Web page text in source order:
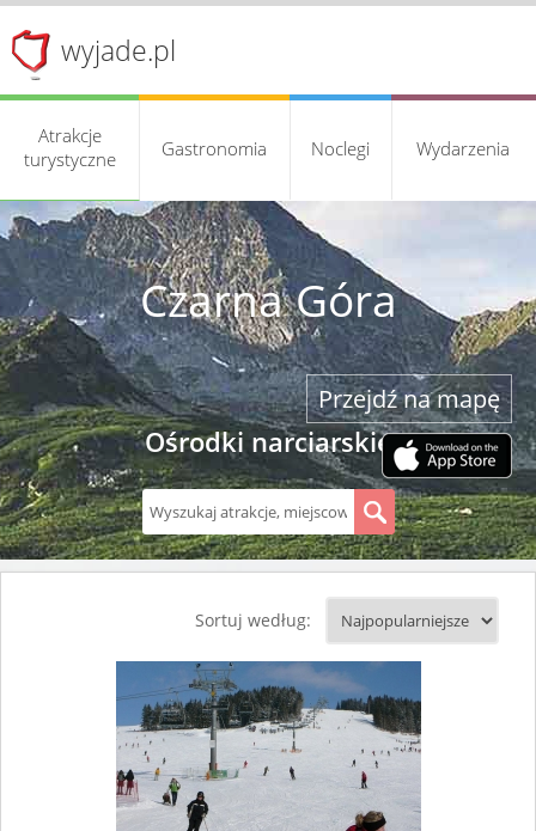
wyjade.pl
Atrakcje
turystyczne
Gastronomia Noclegi Wydarzenia
Czarna Góra
Ośrodki narciarskie
Przejdź na mapę
Sortuj według: